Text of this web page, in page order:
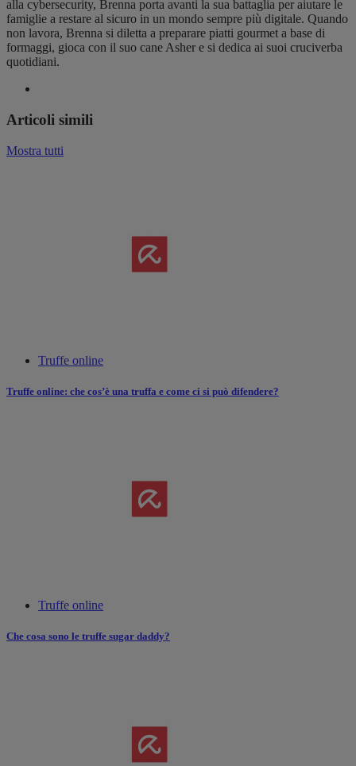
alla cybersecurity, Brenna porta avanti la sua battaglia per aiutare le
famiglie a restare al sicuro in un mondo sempre più digitale. Quando
non lavora, Brenna si diletta a preparare piatti gourmet a base di
formaggi, gioca con il suo cane Asher e si dedica ai suoi cruciverba
quotidiani.
Articoli simili
Mostra tutti
Truffe online
Truffe online: che cos’è una truffa e come ci si può difendere?
Truffe online
Che cosa sono le truffe sugar daddy?